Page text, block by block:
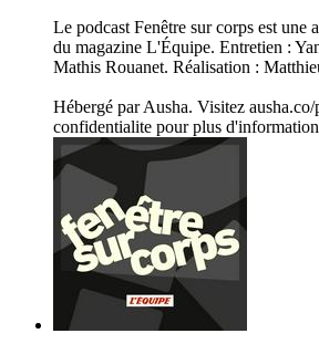
Le podcast Fenêtre sur corps est une
du magazine L'Équipe. Entretien :
Mathis Rouanet. Réalisation :
Hébergé par Ausha. Visitez
confidentialite pour plus